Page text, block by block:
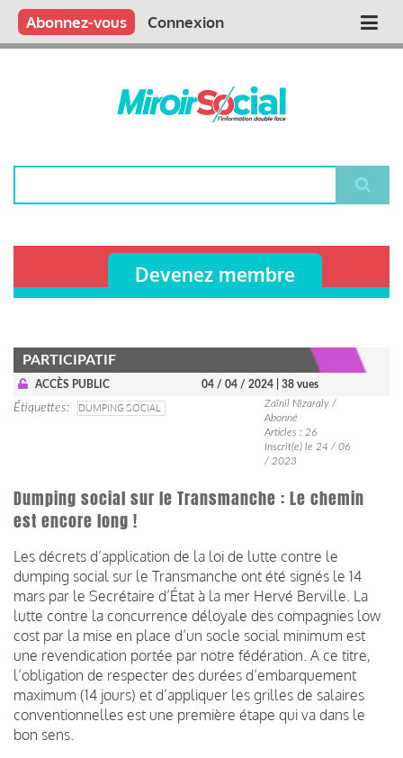
Aller
contenu
Main
Qui sommes nous ?
Vous publiez
Nous publions
Contactez-nous
Abonnez-vous Connexion
Devenez membre
PARTICIPATIF
ACCÈS PUBLIC 04 / 04 / 2024 | 38 vues
Étiquettes DUMPING SOCIAL
Zaïnil Nizaraly /
Abonné
Articles : 26
Inscrit(e) le 24 / 06
/ 2023
Dumping social sur le Transmanche : Le chemin
est encore long !
Les décrets d’application de la loi de lutte contre le
dumping social sur le Transmanche ont été signés le 14
mars par le Secrétaire d’État à la mer Hervé Berville. La
lutte contre la concurrence déloyale des compagnies low
cost par la mise en place d’un socle social minimum est
une revendication portée par notre fédération. A ce titre,
l’obligation de respecter des durées d’embarquement
maximum (14 jours) et d’appliquer les grilles de salaires
conventionnelles est une première étape qui va dans le
bon sens.